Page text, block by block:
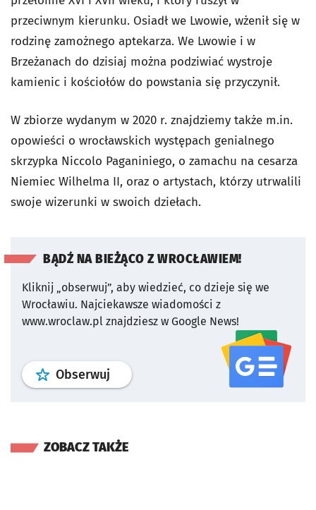
przeciwnym kierunku. Osiadł we Lwowie, wżenił się w
rodzinę zamożnego aptekarza. We Lwowie i w
Brzeżanach do dzisiaj można podziwiać wystroje
kamienic i kościołów do powstania się przyczynił.
W zbiorze wydanym w 2020 r. znajdziemy także m.in.
opowieści o wrocławskich występach genialnego
skrzypka Niccolo Paganiniego, o zamachu na cesarza
Niemiec Wilhelma II, oraz o artystach, którzy utrwalili
swoje wizerunki w swoich dziełach.
BĄDŹ NA BIEŻĄCO Z WROCŁAWIEM!
Kliknij „obserwuj”, aby wiedzieć, co dzieje się we
Wrocławiu. Najciekawsze wiadomości z
www.wroclaw.pl znajdziesz w Google News!
Obserwuj profil serwisu
ZOBACZ TAKŻE